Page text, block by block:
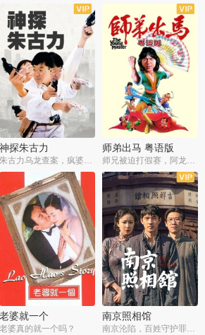
神探朱古力
朱古力乌龙查案，疯婆子神助攻
师弟出马 粤语版
师兄被迫打假赛，阿龙追查斗黑帮
老婆就一个
老婆真的就一个吗？
南京照相馆
南京沦陷，百姓守护罪证底片